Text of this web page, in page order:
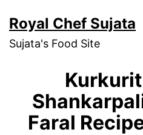
to
content
Royal Chef Sujata
Sujata's Food Site
Faral